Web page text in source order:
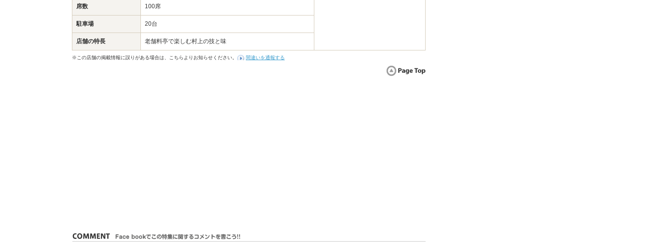
席数 100席
駐車場 20台
店舗の特長 老舗料亭で楽しむ村上の技と味
※この店舗の掲載情報に誤りがある場合は、こちらよりお知らせください。 間違いを通報する